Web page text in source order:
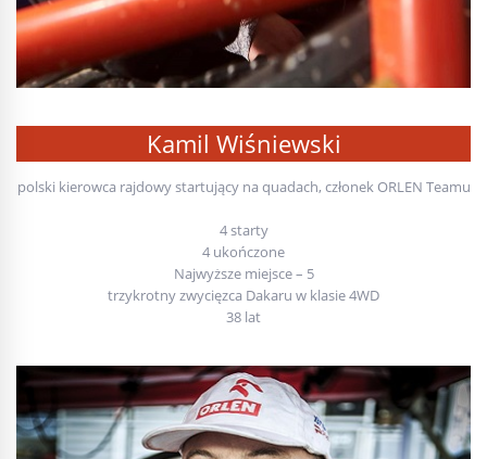
Kamil Wiśniewski
polski kierowca rajdowy startujący na quadach, członek ORLEN Teamu
4 starty
4 ukończone
Najwyższe miejsce – 5
trzykrotny zwycięzca Dakaru w klasie 4WD
38 lat